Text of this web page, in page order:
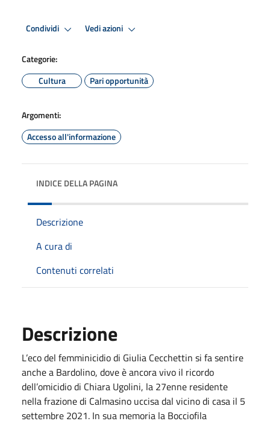
Condividi Vedi azioni
Categorie:
Cultura
Pari opportunità
Argomenti:
Accesso all'informazione
INDICE DELLA PAGINA
Descrizione
A cura di
Contenuti correlati
Descrizione
L’eco del femminicidio di Giulia Cecchettin si fa sentire
anche a Bardolino, dove è ancora vivo il ricordo
dell’omicidio di Chiara Ugolini, la 27enne residente
nella frazione di Calmasino uccisa dal vicino di casa il 5
settembre 2021. In sua memoria la Bocciofila